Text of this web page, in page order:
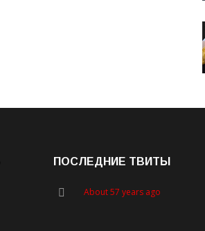
ПОСЛЕДНИЕ ТВИТЫ
About 57 years ago